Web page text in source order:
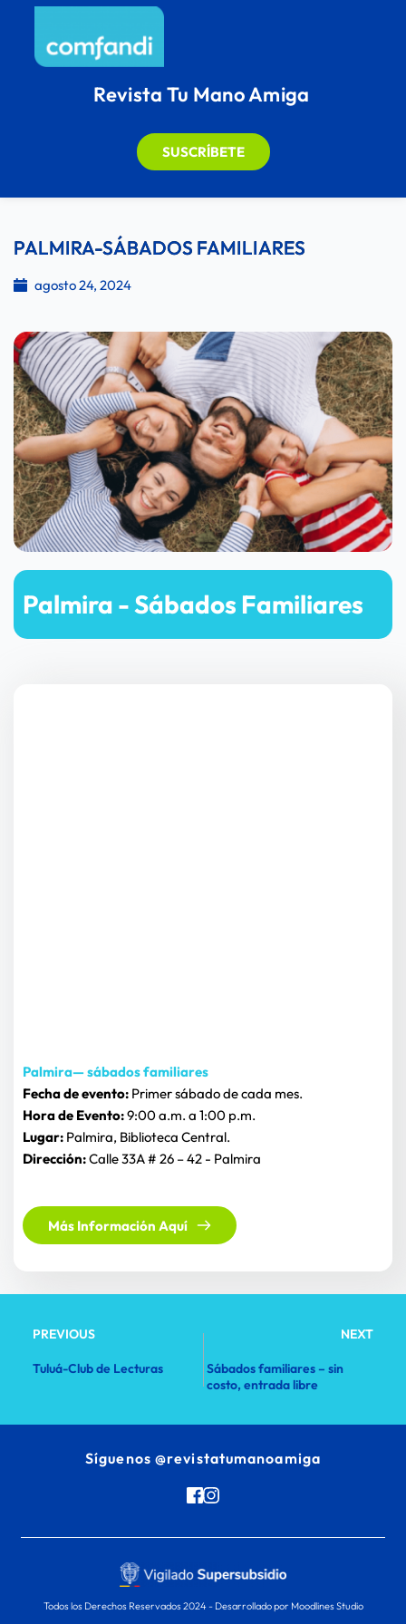
Revista Tu Mano Amiga
SUSCRÍBETE
PALMIRA-SÁBADOS FAMILIARES
agosto 24, 2024
Palmira - Sábados Familiares
Palmira— sábados familiares
Fecha de evento: Primer sábado de cada mes.
Hora de Evento: 9:00 a.m. a 1:00 p.m.
Lugar: Palmira, Biblioteca Central.
Dirección: Calle 33A # 26 – 42 - Palmira
Más Información Aquí
PREVIOUS NEXT
Tuluá-Club de Lecturas
Sábados familiares – sin
costo, entrada libre
Síguenos @revistatumanoamiga
Todos los Derechos Reservados 2024 - Desarrollado por Moodlines Studio